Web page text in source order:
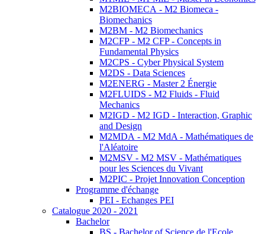
M2BIOMECA - M2 Biomeca -
Biomechanics
M2BM - M2 Biomechanics
M2CFP - M2 CFP - Concepts in
Fundamental Physics
M2CPS - Cyber Physical System
M2DS - Data Sciences
M2ENERG - Master 2 Énergie
M2FLUIDS - M2 Fluids - Fluid
Mechanics
M2IGD - M2 IGD - Interaction, Graphic
and Design
M2MDA - M2 MdA - Mathématiques de
l'Aléatoire
M2MSV - M2 MSV - Mathématiques
pour les Sciences du Vivant
M2PIC - Projet Innovation Conception
Programme d'échange
PEI - Echanges PEI
Catalogue 2020 - 2021
Bachelor
BS - Bachelor of Science de l'Ecole